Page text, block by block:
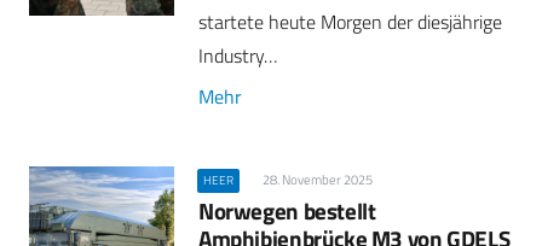
startete heute Morgen der diesjährige
Industry…
Mehr
HEER 28. November 2025
Norwegen bestellt
Amphibienbrücke M3 von GDELS